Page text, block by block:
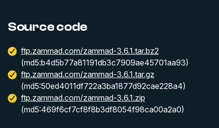
Source code
ftp.zammad.com/zammad-3.6.1.tar.bz2
(md5:b4d5b77a81191db3c7909ae45701aa93)
ftp.zammad.com/zammad-3.6.1.tar.gz
(md5:50ed4011df722a3ba1877d92cae228a4)
ftp.zammad.com/zammad-3.6.1.zip
(md5:469f6cf7cf8f8b3df8054f98ca00a2a0)